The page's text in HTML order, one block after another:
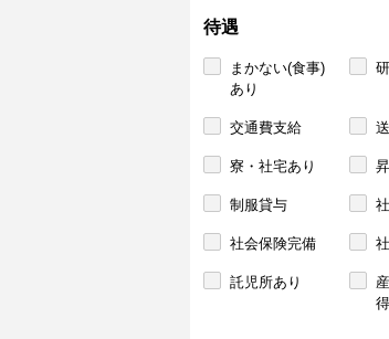
待遇
まかない(食事)
あり
交通費支給
寮・社宅あり
制服貸与
社会保険完備
託児所あり